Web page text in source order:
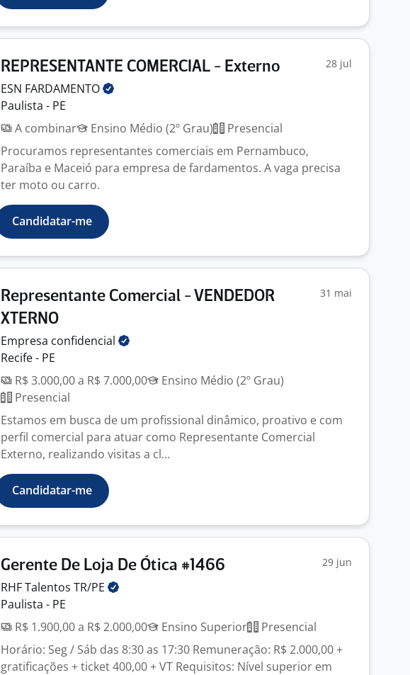
REPRESENTANTE COMERCIAL - Externo 28 jul
ESN FARDAMENTO
Paulista - PE
A combinar
Ensino Médio (2º Grau)
Presencial
Procuramos representantes comerciais em Pernambuco,
Paraíba e Maceió para empresa de fardamentos. A vaga precisa
ter moto ou carro.
Candidatar-me
Representante Comercial - VENDEDOR
XTERNO
31 mai
Empresa confidencial
Recife - PE
R$ 3.000,00 a R$ 7.000,00
Ensino Médio (2º Grau)
Presencial
Estamos em busca de um profissional dinâmico, proativo e com
perfil comercial para atuar como Representante Comercial
Externo, realizando visitas a cl...
Candidatar-me
Gerente De Loja De Ótica #1466 29 jun
RHF Talentos TR/PE
Paulista - PE
R$ 1.900,00 a R$ 2.000,00
Ensino Superior
Presencial
Horário: Seg / Sáb das 8:30 as 17:30 Remuneração: R$ 2.000,00 +
gratificações + ticket 400,00 + VT Requisitos: Nível superior em